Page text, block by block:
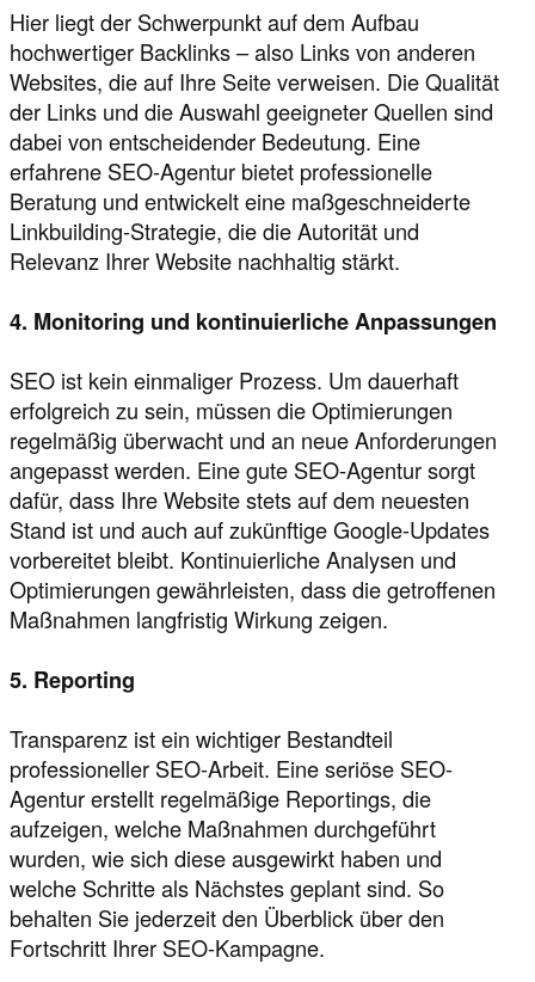
Hier liegt der Schwerpunkt auf dem Aufbau
hochwertiger Backlinks – also Links von anderen
Websites, die auf Ihre Seite verweisen. Die Qualität
der Links und die Auswahl geeigneter Quellen sind
dabei von entscheidender Bedeutung. Eine
erfahrene SEO-Agentur bietet professionelle
Beratung und entwickelt eine maßgeschneiderte
Linkbuilding-Strategie, die die Autorität und
Relevanz Ihrer Website nachhaltig stärkt.
4. Monitoring und kontinuierliche Anpassungen
SEO ist kein einmaliger Prozess. Um dauerhaft
erfolgreich zu sein, müssen die Optimierungen
regelmäßig überwacht und an neue Anforderungen
angepasst werden. Eine gute SEO-Agentur sorgt
dafür, dass Ihre Website stets auf dem neuesten
Stand ist und auch auf zukünftige Google-Updates
vorbereitet bleibt. Kontinuierliche Analysen und
Optimierungen gewährleisten, dass die getroffenen
Maßnahmen langfristig Wirkung zeigen.
5. Reporting
Transparenz ist ein wichtiger Bestandteil
professioneller SEO-Arbeit. Eine seriöse SEO-
Agentur erstellt regelmäßige Reportings, die
aufzeigen, welche Maßnahmen durchgeführt
wurden, wie sich diese ausgewirkt haben und
welche Schritte als Nächstes geplant sind. So
behalten Sie jederzeit den Überblick über den
Fortschritt Ihrer SEO-Kampagne.